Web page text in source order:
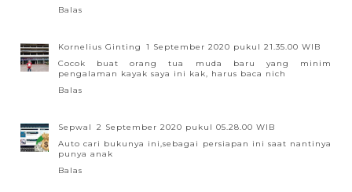
Balas
Kornelius Ginting
1 September 2020 pukul 21.35.00 WIB
Cocok buat orang tua muda baru yang minim
pengalaman kayak saya ini kak, harus baca nich
Balas
Sepwal
2 September 2020 pukul 05.28.00 WIB
Auto cari bukunya ini,sebagai persiapan ini saat nantinya
punya anak
Balas